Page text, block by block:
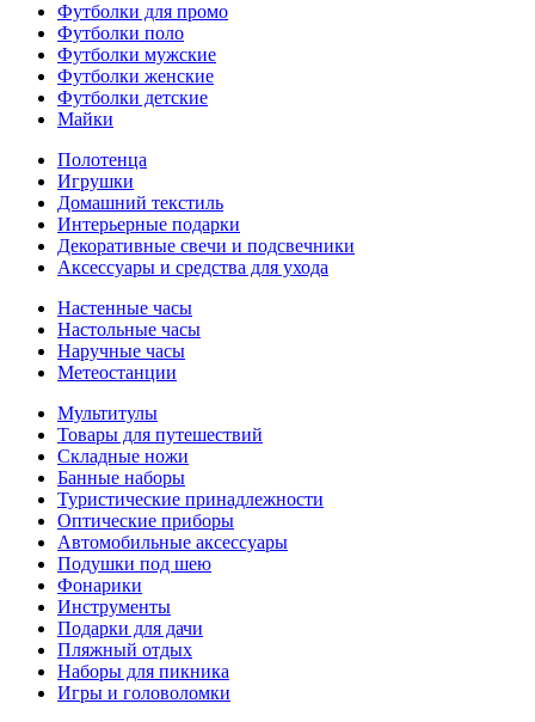
Футболки для промо
Футболки поло
Футболки мужские
Футболки женские
Футболки детские
Майки
Полотенца
Игрушки
Домашний текстиль
Интерьерные подарки
Декоративные свечи и подсвечники
Аксессуары и средства для ухода
Настенные часы
Настольные часы
Наручные часы
Метеостанции
Мультитулы
Товары для путешествий
Складные ножи
Банные наборы
Туристические принадлежности
Оптические приборы
Автомобильные аксессуары
Подушки под шею
Фонарики
Инструменты
Подарки для дачи
Пляжный отдых
Наборы для пикника
Игры и головоломки